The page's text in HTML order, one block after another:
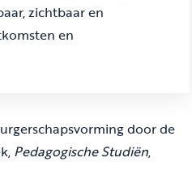
zichtbaar en
en
door de
Pedagogische Studiën,